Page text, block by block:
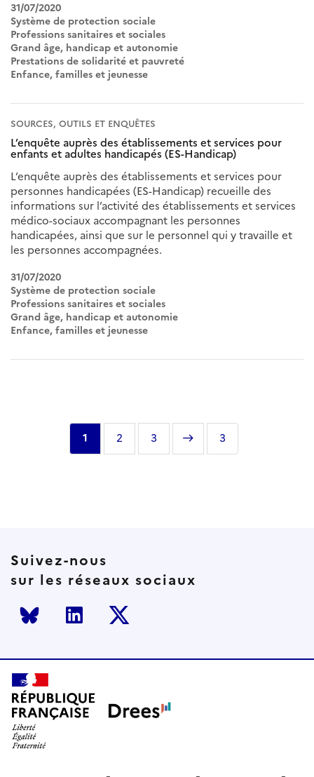
31/07/2020
Système de protection sociale
Professions sanitaires et sociales
Grand âge, handicap et autonomie
Prestations de solidarité et pauvreté
Enfance, familles et jeunesse
SOURCES, OUTILS ET ENQUÊTES
L’enquête auprès des établissements et services pour
enfants et adultes handicapés (ES-Handicap)
L’enquête auprès des établissements et services pour
personnes handicapées (ES-Handicap) recueille des
informations sur l’activité des établissements et services
médico-sociaux accompagnant les personnes
handicapées, ainsi que sur le personnel qui y travaille et
les personnes accompagnées.
31/07/2020
Système de protection sociale
Professions sanitaires et sociales
Grand âge, handicap et autonomie
Enfance, familles et jeunesse
Page
courante
1 Page
2 Page
3
Page
suivante
Dernière
page
3
Suivez-nous
sur les réseaux sociaux
Bluesky LinkedInTwitter